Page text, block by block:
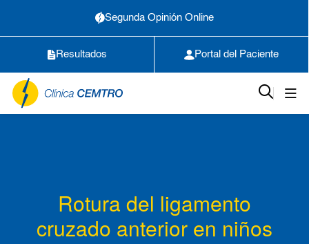
Segunda Opinión Online
Resultados Portal del Paciente
Rotura del ligamento
cruzado anterior en niños